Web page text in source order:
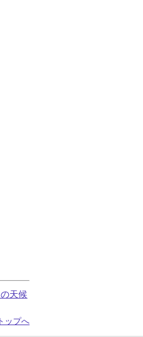
天候
ップへ